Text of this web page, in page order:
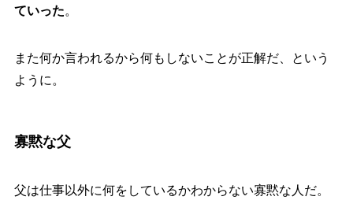
ていった。
また何か言われるから何もしないことが正解だ、という
ように。
寡黙な父
父は仕事以外に何をしているかわからない寡黙な人だ。